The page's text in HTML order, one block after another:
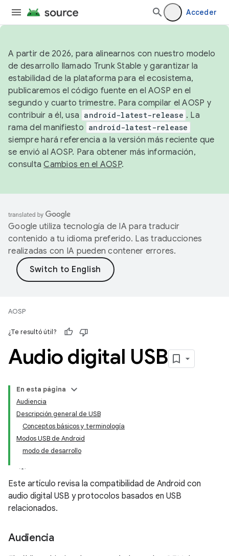
Acceder
A partir de 2026, para alinearnos con nuestro modelo
de desarrollo llamado Trunk Stable y garantizar la
estabilidad de la plataforma para el ecosistema,
publicaremos el código fuente en el AOSP en el
segundo y cuarto trimestre. Para compilar el AOSP y
contribuir a él, usa android-latest-release . La
rama del manifiesto android-latest-release
siempre hará referencia a la versión más reciente que
se envió al AOSP. Para obtener más información,
consultaCambios en el AOSP.
Google utiliza tecnología de IA para traducir
contenido a tu idioma preferido. Las traducciones
realizadas con IA pueden contener errores.
AOSP
¿Te resultó útil?
Audio digital USB
En esta página
Audiencia
Descripción general de USB
Conceptos básicos y terminología
Modos USB de Android
modo de desarrollo
Este artículo revisa la compatibilidad de Android con
audio digital USB y protocolos basados ​​en USB
relacionados.
Audiencia